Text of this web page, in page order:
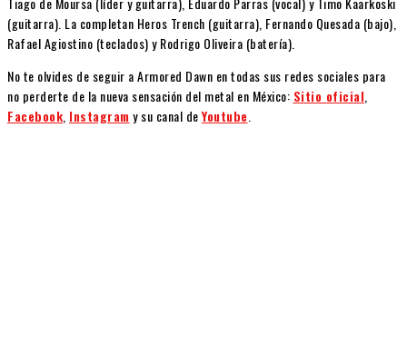
(guitarra). La completan Heros Trench (guitarra), Fernando Quesada (bajo),
Rafael Agiostino (teclados) y Rodrigo Oliveira (batería).
No te olvides de seguir a Armored Dawn en todas sus redes sociales para
no perderte de la nueva sensación del metal en México: Sitio oficial
Facebook Instagram y su canal deYoutube